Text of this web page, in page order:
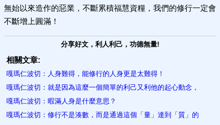
無始以來造作的惡業，不斷累積福慧資糧，我們的修行一定會
不斷增上圓滿！
分享好文，利人利己，功德無量!
相關文章:
嘎瑪仁波切：人身難得，能修行的人身更是太難得！
嘎瑪仁波切：就是因為這麼一個簡單的利己又利他的起心動念，
嘎瑪仁波切：暇滿人身是什麼意思？
嘎瑪仁波切：修行不是湊數，而是通過這個「量」達到「質」的